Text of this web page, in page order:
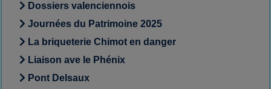
Dossiers valenciennois
Journées du Patrimoine 2025
La briqueterie Chimot en danger
Liaison ave le Phénix
Pont Delsaux